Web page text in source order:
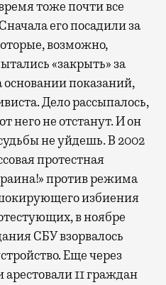
тоже почти все
его посадили за
возможно,
«закрыть» за
показаний,
Дело рассыпалось,
него не отстанут. И он
не уйдешь. В 2002
протестная
против режима
избиения
в ноябре
СБУ взорвалось
Еще через
арестовали 11 граждан